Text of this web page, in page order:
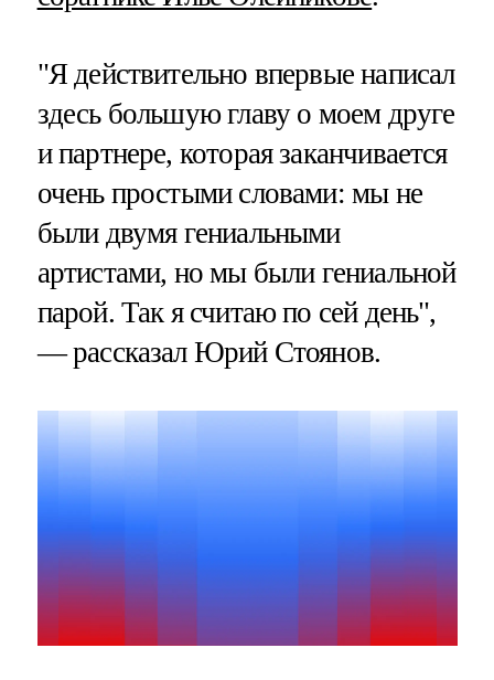
"Я действительно впервые написал
здесь большую главу о моем друге
и партнере, которая заканчивается
очень простыми словами: мы не
были двумя гениальными
артистами, но мы были гениальной
парой. Так я считаю по сей день",
— рассказал Юрий Стоянов.